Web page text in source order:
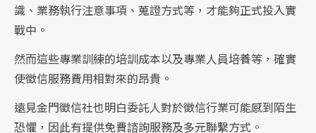
識、業務執行注意事項、蒐證方式等，才能夠正式投入實
戰中。
然而這些專業訓練的培訓成本以及專業人員培養等，確實
使徵信服務費用相對來的昂貴。
遠見金門徵信社也明白委託人對於徵信行業可能感到陌生
恐懼，因此有提供免費諮詢服務及多元聯繫方式。